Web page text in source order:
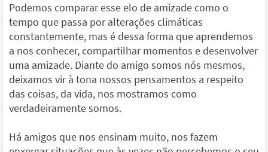
Podemos comparar esse elo de amizade como o
tempo que passa por alterações climáticas
constantemente, mas é dessa forma que aprendemos
a nos conhecer, compartilhar momentos e desenvolver
uma amizade. Diante do amigo somos nós mesmos,
deixamos vir à tona nossos pensamentos a respeito
das coisas, da vida, nos mostramos como
verdadeiramente somos.
Há amigos que nos ensinam muito, nos fazem